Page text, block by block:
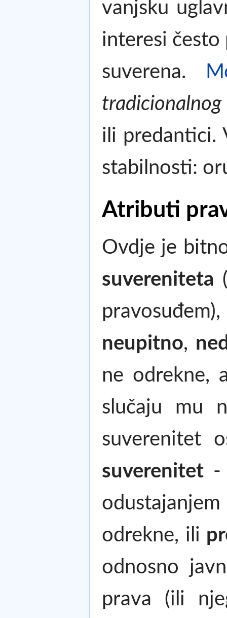
vanjsku
interesi često
suverena.
tradicionalnog
ili predantici.
stabilnosti:
Atributi
Ovdje je
suvereniteta
neupitno,
ne odrekne,
slučaju mu
suverenitet
suverenitet -
odrekne, ili
odnosno
prava (ili